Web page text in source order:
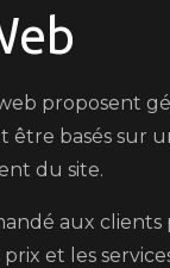
proposent
être basés sur
du site.
aux
et les